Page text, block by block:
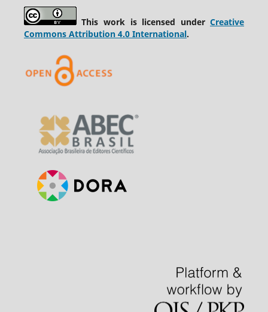
This work is licensed underCreative
Commons Attribution 4.0 International.